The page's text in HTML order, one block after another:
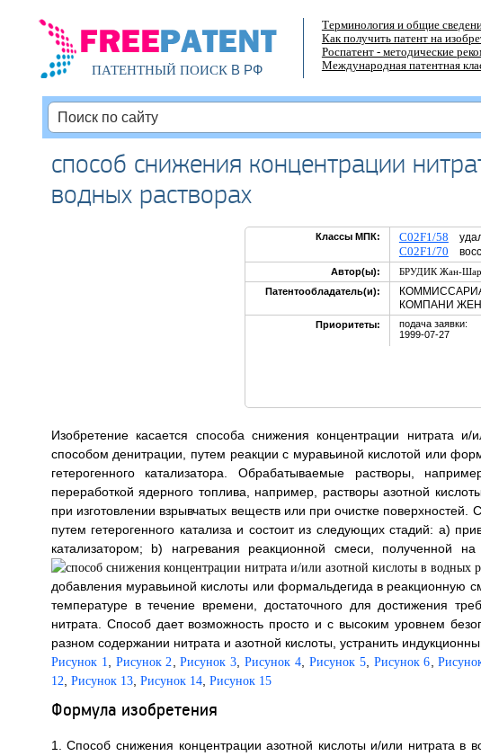
ПАТЕНТНЫЙ ПОИСКВ РФ
Терминология и общие
Как получить патент на
Роспатент - методические
Международная патентная
способ снижения концентрации
водных растворах
Классы МПК: C02F1/58
C02F1/70
Автор(ы): БРУДИК Жан-
Патентообладатель(и):
КОМПАНИ
Приоритеты:
подача заявки:
1999-07-27
Изобретение касается способа снижения концентрации нитрата
способом денитрации, путем реакции с муравьиной кислотой или
гетерогенного катализатора. Обрабатываемые растворы,
переработкой ядерного топлива, например, растворы азотной
при изготовлении взрывчатых веществ или при очистке
путем гетерогенного катализа и состоит из следующих стадий: а)
катализатором; b) нагревания реакционной смеси, полученной
добавления муравьиной кислоты или формальдегида в реакционную
температуре в течение времени, достаточного для достижения
нитрата. Способ дает возможность просто и с высоким уровнем
разном содержании нитрата и азотной кислоты, устранить
Рисунок 1 Рисунок 2 ,Рисунок 3 ,Рисунок 4 Рисунок 5, Рисунок 6 ,
12 Рисунок 13, Рисунок 14, Рисунок 15
Формула изобретения
1. Способ снижения концентрации азотной кислоты и/или нитрата в